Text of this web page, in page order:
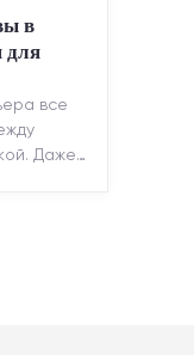
в
для
все
Даже